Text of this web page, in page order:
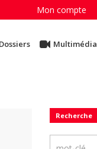
Mon compte
Multimédia
Recherche